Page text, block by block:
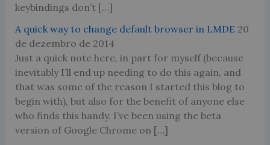
keybindings don’t […]
A quick way to change default browser in LMDE 20
de dezembro de 2014
Just a quick note here, in part for myself (because
inevitably I’ll end up needing to do this again, and
that was some of the reason I started this blog to
begin with), but also for the benefit of anyone else
who finds this handy. I’ve been using the beta
version of Google Chrome on […]